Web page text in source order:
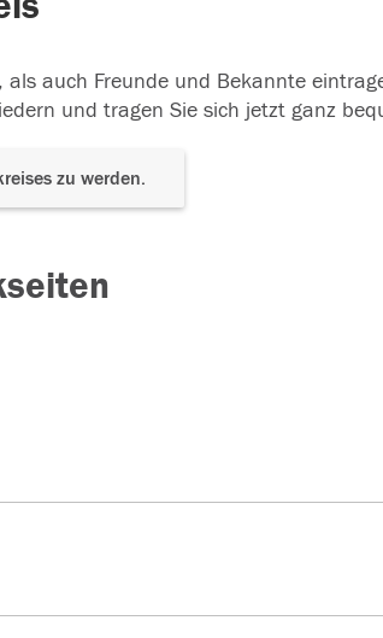
auch Freunde und Bekannte
und tragen Sie sich jetzt ganz
zu werden.